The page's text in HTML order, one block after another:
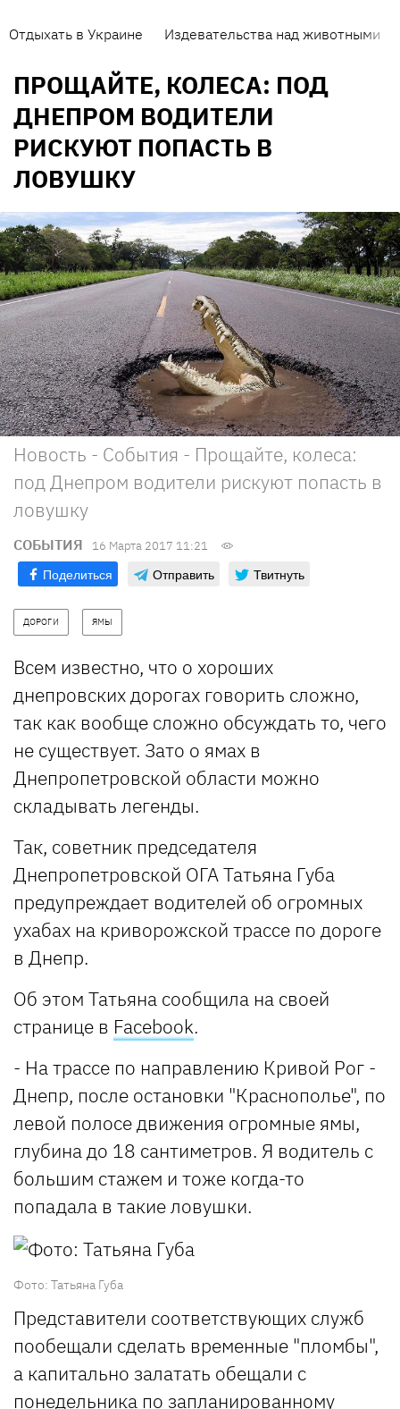
Отдыхать в Украине Издевательства над животными
ПРОЩАЙТЕ, КОЛЕСА: ПОД
ДНЕПРОМ ВОДИТЕЛИ
РИСКУЮТ ПОПАСТЬ В
ЛОВУШКУ
Новость - События - Прощайте, колеса:
под Днепром водители рискуют попасть в
ловушку
СОБЫТИЯ 16 Марта 2017 11:21
Поделиться Отправить Твитнуть
ДОРОГИ ЯМЫ
Всем известно, что о хороших
днепровских дорогах говорить сложно,
так как вообще сложно обсуждать то, чего
не существует. Зато о ямах в
Днепропетровской области можно
складывать легенды.
Так, советник председателя
Днепропетровской ОГА Татьяна Губа
предупреждает водителей об огромных
ухабах на криворожской трассе по дороге
в Днепр.
Об этом Татьяна сообщила на своей
странице в Facebook.
- На трассе по направлению Кривой Рог -
Днепр, после остановки "Краснополье", по
левой полосе движения огромные ямы,
глубина до 18 сантиметров. Я водитель с
большим стажем и тоже когда-то
попадала в такие ловушки.
Фото: Татьяна Губа
Представители соответствующих служб
пообещали сделать временные "пломбы",
а капитально залатать обещали с
понедельника по запланированному